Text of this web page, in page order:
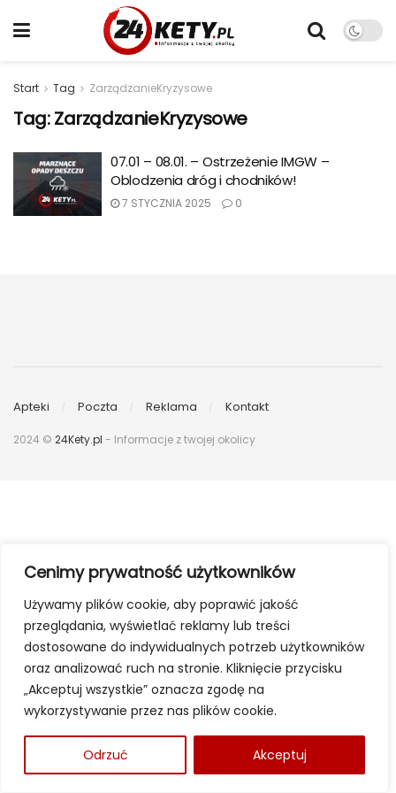
Cenimy prywatność użytkowników
Używamy plików cookie, aby poprawić jakość
przeglądania, wyświetlać reklamy lub treści
dostosowane do indywidualnych potrzeb użytkowników
oraz analizować ruch na stronie. Kliknięcie przycisku
„Akceptuj wszystkie” oznacza zgodę na
wykorzystywanie przez nas plików cookie.
Odrzuć Akceptuj
Start Tag ZarządzanieKryzysowe
Tag:ZarządzanieKryzysowe
07.01 – 08.01. – Ostrzeżenie IMGW –
Oblodzenia dróg i chodników!
7 STYCZNIA 2025 0
Apteki Poczta Reklama Kontakt
2024 © 24Kety.pl - Informacje z twojej okolicy